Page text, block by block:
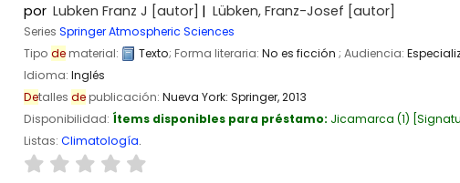
por Lubken Franz J [autor] Lübken, Franz-Josef [autor]
Series Springer Atmospheric Sciences
Tipo dematerial: Texto; Forma literaria: No es ficción ; Audiencia:
Idioma: Inglés
Detalles depublicación: Nueva York: Springer,2013
Disponibilidad: Ítems disponibles para préstamo: Jicamarca (1)
Listas: Climatología.